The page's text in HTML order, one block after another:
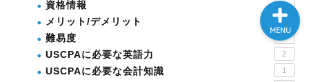
資格情報 3
メリット/デメリット
難易度
USCPAに必要な英語力 2
USCPAに必要な会計知識 1
MENU